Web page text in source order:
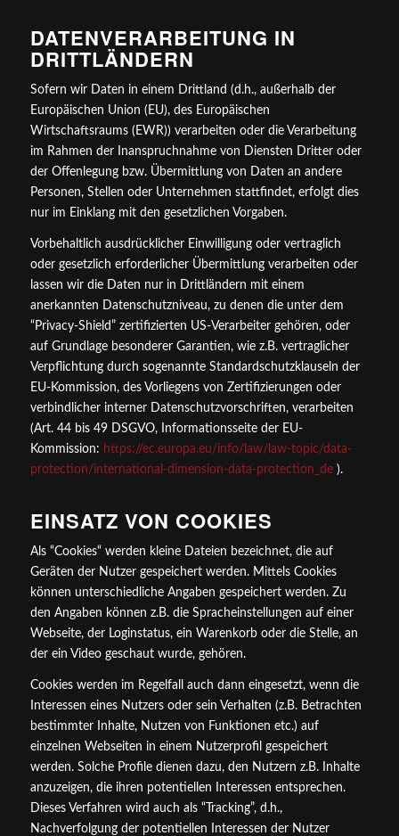
DATENVERARBEITUNG IN
DRITTLÄNDERN
Sofern wir Daten in einem Drittland (d.h., außerhalb der
Europäischen Union (EU), des Europäischen
Wirtschaftsraums (EWR)) verarbeiten oder die Verarbeitung
im Rahmen der Inanspruchnahme von Diensten Dritter oder
der Offenlegung bzw. Übermittlung von Daten an andere
Personen, Stellen oder Unternehmen stattfindet, erfolgt dies
nur im Einklang mit den gesetzlichen Vorgaben.
Vorbehaltlich ausdrücklicher Einwilligung oder vertraglich
oder gesetzlich erforderlicher Übermittlung verarbeiten oder
lassen wir die Daten nur in Drittländern mit einem
anerkannten Datenschutzniveau, zu denen die unter dem
“Privacy-Shield” zertifizierten US-Verarbeiter gehören, oder
auf Grundlage besonderer Garantien, wie z.B. vertraglicher
Verpflichtung durch sogenannte Standardschutzklauseln der
EU-Kommission, des Vorliegens von Zertifizierungen oder
verbindlicher interner Datenschutzvorschriften, verarbeiten
(Art. 44 bis 49 DSGVO, Informationsseite der EU-
Kommission: https://ec.europa.eu/info/law/law-topic/data-
protection/international-dimension-data-protection_de).
EINSATZ VON COOKIES
Als “Cookies“ werden kleine Dateien bezeichnet, die auf
Geräten der Nutzer gespeichert werden. Mittels Cookies
können unterschiedliche Angaben gespeichert werden. Zu
den Angaben können z.B. die Spracheinstellungen auf einer
Webseite, der Loginstatus, ein Warenkorb oder die Stelle, an
der ein Video geschaut wurde, gehören.
Cookies werden im Regelfall auch dann eingesetzt, wenn die
Interessen eines Nutzers oder sein Verhalten (z.B. Betrachten
bestimmter Inhalte, Nutzen von Funktionen etc.) auf
einzelnen Webseiten in einem Nutzerprofil gespeichert
werden. Solche Profile dienen dazu, den Nutzern z.B. Inhalte
anzuzeigen, die ihren potentiellen Interessen entsprechen.
Dieses Verfahren wird auch als “Tracking”, d.h.,
Nachverfolgung der potentiellen Interessen der Nutzer